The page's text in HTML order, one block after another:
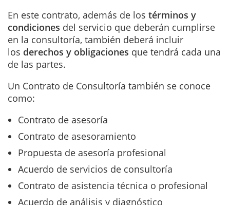
En este contrato, además de los términos y
condiciones del servicio que deberán cumplirse
en la consultoría, también deberá incluir
los derechos y obligaciones que tendrá cada una
de las partes.
Un Contrato de Consultoría también se conoce
como:
Contrato de asesoría
Contrato de asesoramiento
Propuesta de asesoría profesional
Acuerdo de servicios de consultoría
Contrato de asistencia técnica o profesional
Acuerdo de análisis y diagnóstico